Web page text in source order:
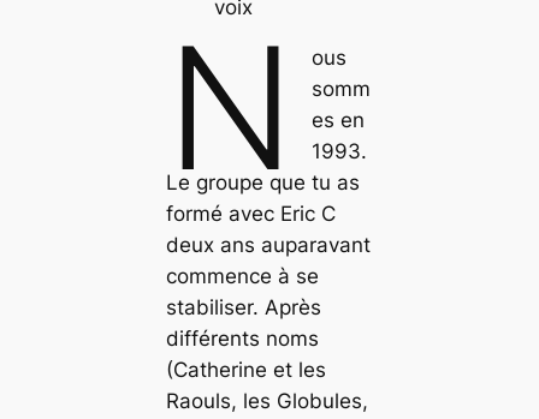
voix
N
ous
somm
es en
1993.
Le groupe que tu as
formé avec Eric C
deux ans auparavant
commence à se
stabiliser. Après
différents noms
(Catherine et les
Raouls, les Globules,